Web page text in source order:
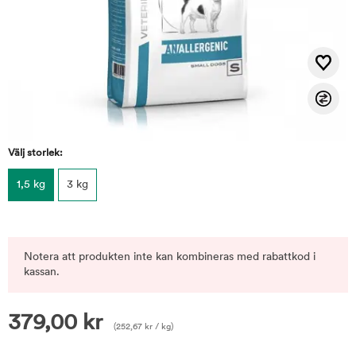
Välj storlek:
1,5 kg 3 kg
Notera att produkten inte kan kombineras med rabattkod i
kassan.
379,00 kr (252,67 kr / kg)